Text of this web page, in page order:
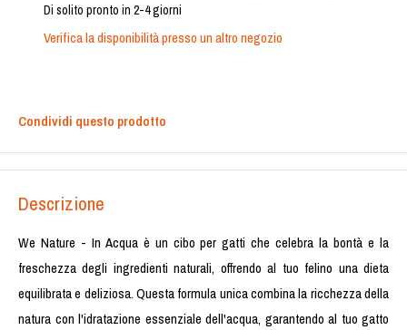
Di solito pronto in 2-4 giorni
Verifica la disponibilità presso un altro negozio
Condividi questo prodotto
Descrizione
We Nature - In Acqua è un cibo per gatti che celebra la bontà e la
freschezza degli ingredienti naturali, offrendo al tuo felino una dieta
equilibrata e deliziosa. Questa formula unica combina la ricchezza della
natura con l'idratazione essenziale dell'acqua, garantendo al tuo gatto